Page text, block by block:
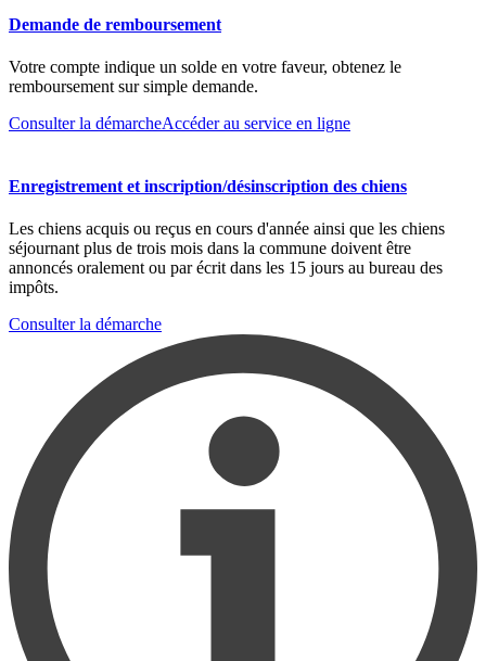
Demande de remboursement
Votre compte indique un solde en votre faveur, obtenez le
remboursement sur simple demande.
Consulter la démarcheAccéder au service en ligne
Enregistrement et inscription/désinscription des chiens
Les chiens acquis ou reçus en cours d'année ainsi que les chiens
séjournant plus de trois mois dans la commune doivent être
annoncés oralement ou par écrit dans les 15 jours au bureau des
impôts.
Consulter la démarche